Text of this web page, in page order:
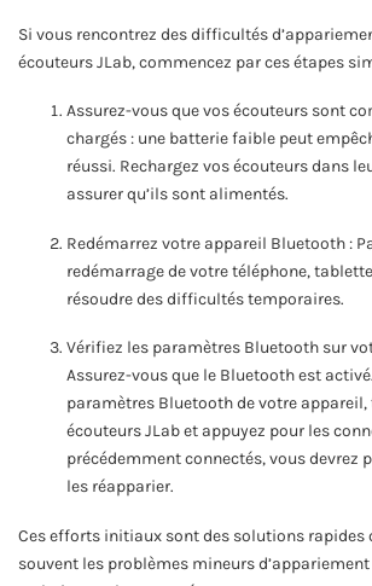
Si vous rencontrez des difficultés
écouteurs JLab, commencez par ces étapes
Assurez-vous que vos écouteurs sont
chargés : une batterie faible peut
réussi. Rechargez vos écouteurs dans
assurer qu’ils sont alimentés.
Redémarrez votre appareil Bluetooth :
redémarrage de votre téléphone,
résoudre des difficultés temporaires.
Vérifiez les paramètres Bluetooth sur
Assurez-vous que le Bluetooth est
paramètres Bluetooth de votre appareil,
écouteurs JLab et appuyez pour les
précédemment connectés, vous devrez
les réapparier.
Ces efforts initiaux sont des solutions rapides
souvent les problèmes mineurs